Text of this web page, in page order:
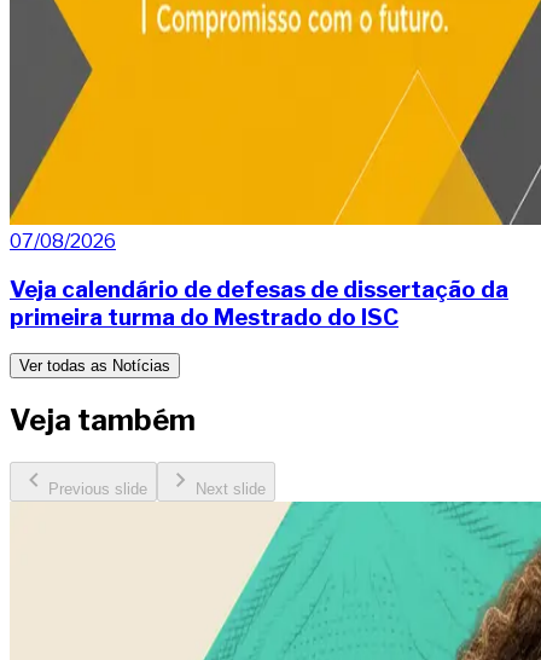
07/08/2026
Veja calendário de defesas de dissertação da
primeira turma do Mestrado do ISC
Ver todas as Notícias
Veja também
Previous slide Next slide